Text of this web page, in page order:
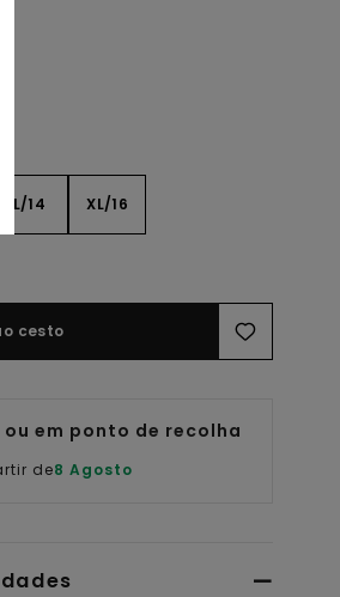
L/14 XL/16
cesto
em ponto de recolha
de8 Agosto